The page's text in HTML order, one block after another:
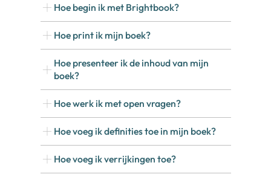
Hoe begin ik met Brightbook?
Hoe print ik mijn boek?
Hoe presenteer ik de inhoud van mijn
boek?
Hoe werk ik met open vragen?
Hoe voeg ik definities toe in mijn boek?
Hoe voeg ik verrijkingen toe?